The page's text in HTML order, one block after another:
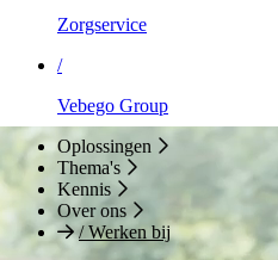
Zorgservice
/
Vebego Group
Oplossingen
Thema's
Kennis
Over ons
/Werken bij